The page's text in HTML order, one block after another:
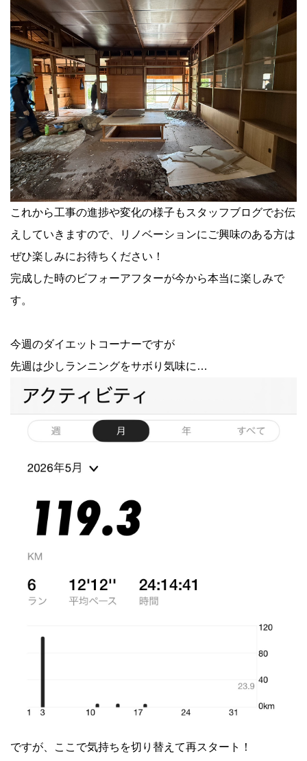
これから工事の進捗や変化の様子もスタッフブログでお伝
えしていきますので、リノベーションにご興味のある方は
ぜひ楽しみにお待ちください！
完成した時のビフォーアフターが今から本当に楽しみで
す。
今週のダイエットコーナーですが
先週は少しランニングをサボり気味に…
ですが、ここで気持ちを切り替えて再スタート！